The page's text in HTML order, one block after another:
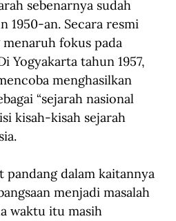
sebenarnya sudah
1950-an. Secara resmi
fokus pada
Yogyakarta tahun 1957,
menghasilkan
“sejarah nasional
kisah-kisah sejarah
pandang dalam kaitannya
menjadi masalah
waktu itu masih